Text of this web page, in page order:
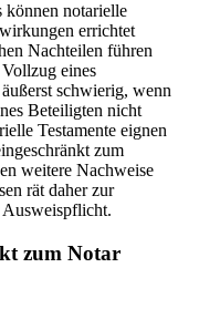
können notarielle
errichtet
Nachteilen führen
eines
schwierig, wenn
Beteiligten nicht
Testamente eignen
zum
weitere Nachweise
rät daher zur
zum Notar